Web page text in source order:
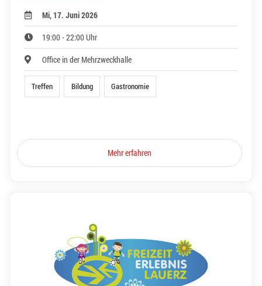
Mi, 17. Juni 2026
19:00 - 22:00 Uhr
Office in der Mehrzweckhalle
Treffen Bildung Gastronomie
Mehr erfahren